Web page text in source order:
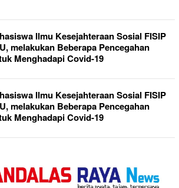
Ilmu Kesejahteraan Sosial FISIP
melakukan Beberapa Pencegahan
Menghadapi Covid-19
Ilmu Kesejahteraan Sosial FISIP
melakukan Beberapa Pencegahan
Menghadapi Covid-19